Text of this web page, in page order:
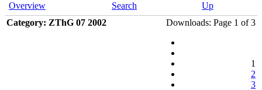
Overview Search
Up
Category: ZThG 07 2002
Downloads: Page 1 of 3
1
2
3